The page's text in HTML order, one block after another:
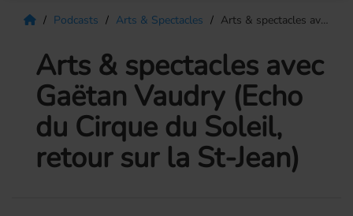
Podcasts Arts & Spectacles Arts & spectacles avec Gaëtan Vaudry (Echo du Cirque du Soleil, retour sur la St-Jean)
Arts & spectacles avec
Gaëtan Vaudry (Echo
du Cirque du Soleil,
retour sur la St-Jean)